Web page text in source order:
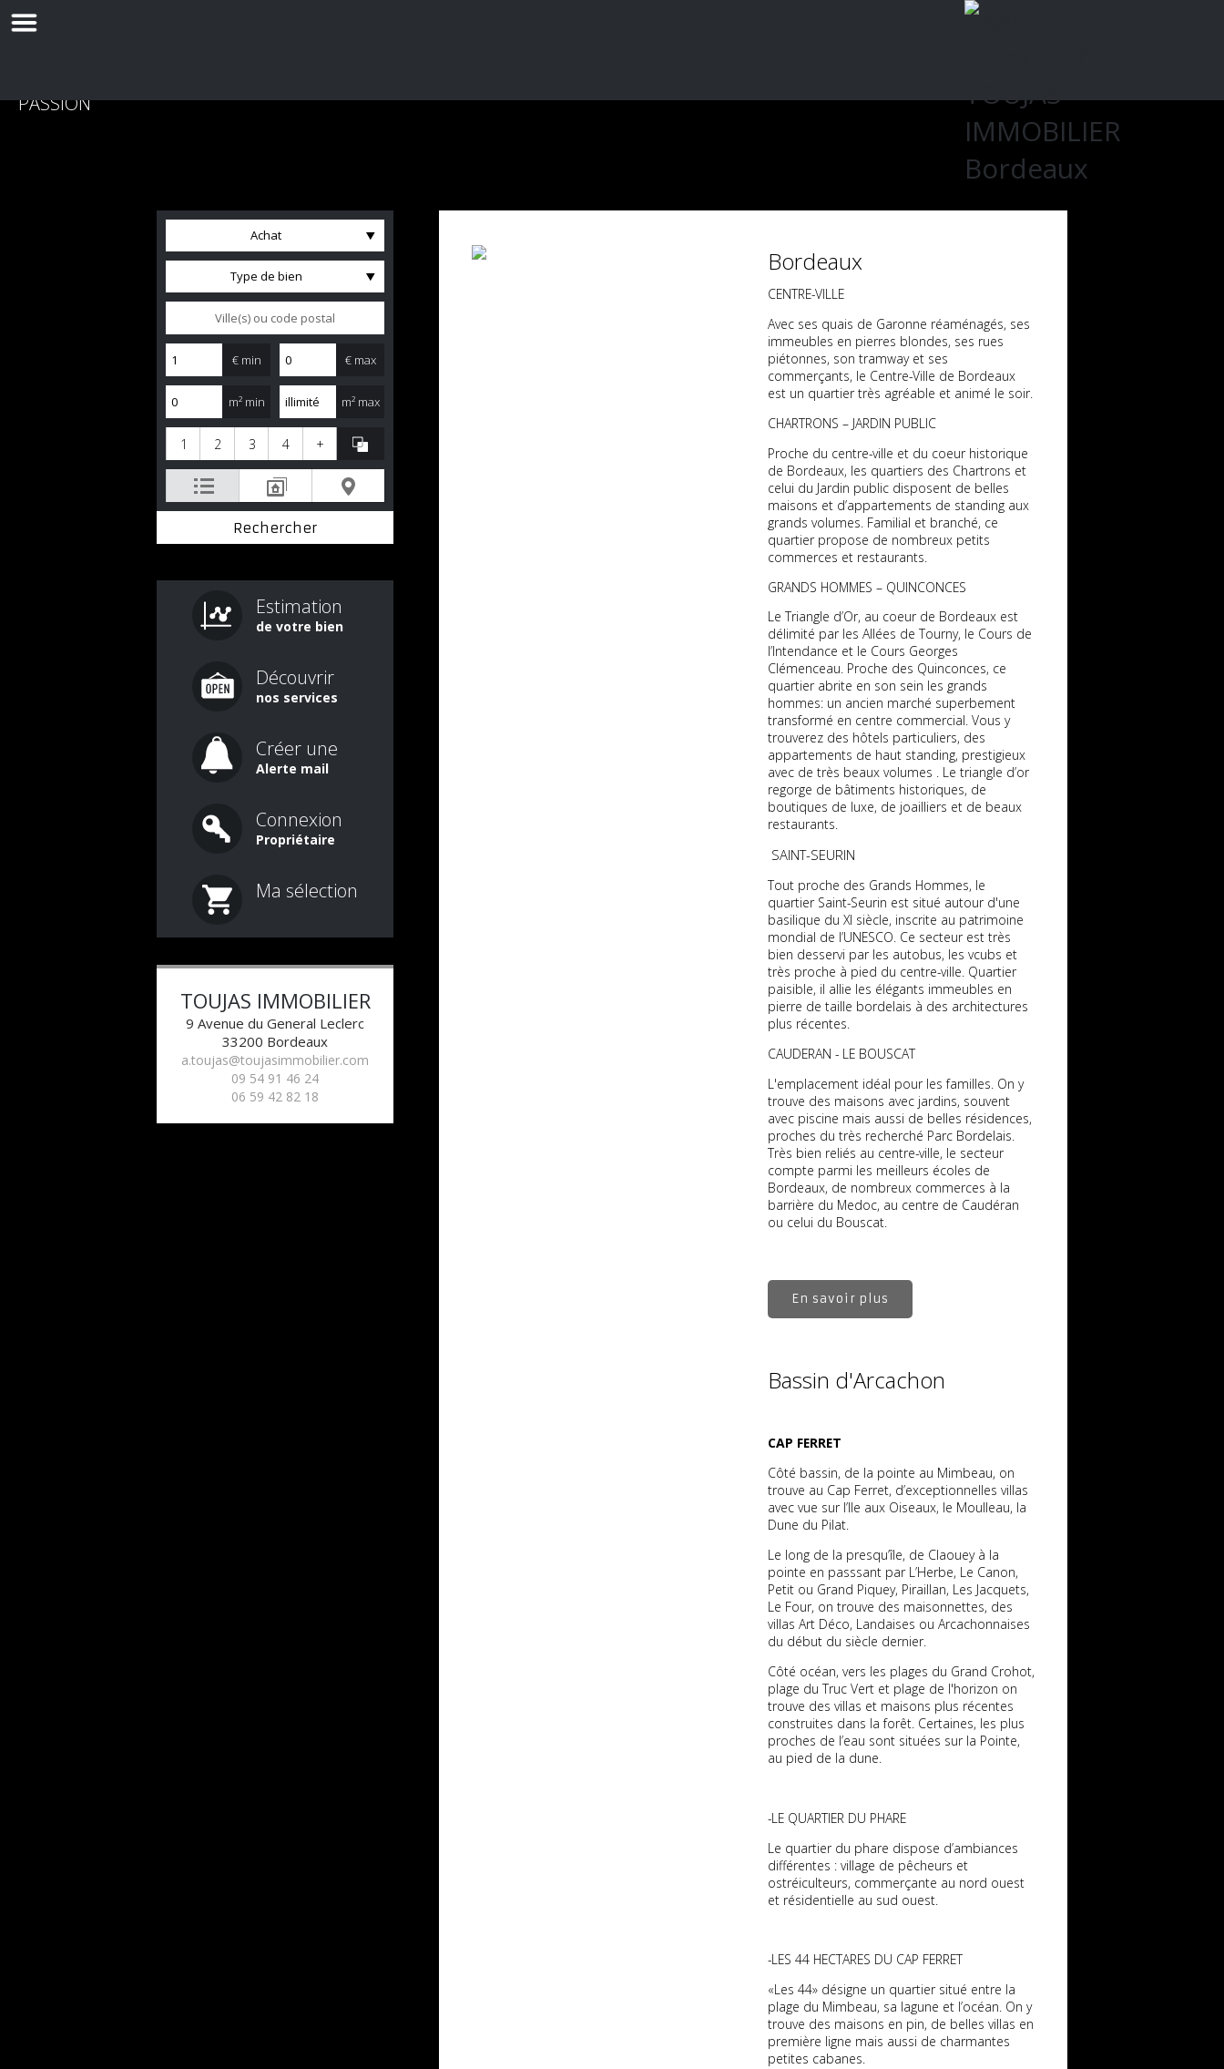
PASSION
Achat
Type de bien
€ min € max
m² min m² max
1 2 3 4 +
Estimation
de votre bien
Découvrir
nos services
Créer une
Alerte mail
Connexion
Propriétaire
Ma sélection
TOUJAS IMMOBILIER
9 Avenue du General Leclerc
33200 Bordeaux
a.toujas@toujasimmobilier.com
09 54 91 46 24
06 59 42 82 18
Bordeaux
CENTRE-VILLE
Avec ses quais de Garonne réaménagés, ses
immeubles en pierres blondes, ses rues
piétonnes, son tramway et ses
commerçants, le Centre-Ville de Bordeaux
est un quartier très agréable et animé le soir.
CHARTRONS – JARDIN PUBLIC
Proche du centre-ville et du coeur historique
de Bordeaux, les quartiers des Chartrons et
celui du Jardin public disposent de belles
maisons et d’appartements de standing aux
grands volumes. Familial et branché, ce
quartier propose de nombreux petits
commerces et restaurants.
GRANDS HOMMES – QUINCONCES
Le Triangle d’Or, au coeur de Bordeaux est
délimité par les Allées de Tourny, le Cours de
l’Intendance et le Cours Georges
Clémenceau. Proche des Quinconces, ce
quartier abrite en son sein les grands
hommes: un ancien marché superbement
transformé en centre commercial. Vous y
trouverez des hôtels particuliers, des
appartements de haut standing, prestigieux
avec de très beaux volumes . Le triangle d’or
regorge de bâtiments historiques, de
boutiques de luxe, de joailliers et de beaux
restaurants.
SAINT-SEURIN
Tout proche des Grands Hommes, le
quartier Saint-Seurin est situé autour d'une
basilique du XI siècle, inscrite au patrimoine
mondial de l’UNESCO. Ce secteur est très
bien desservi par les autobus, les vcubs et
très proche à pied du centre-ville. Quartier
paisible, il allie les élégants immeubles en
pierre de taille bordelais à des architectures
plus récentes.
CAUDERAN - LE BOUSCAT
L'emplacement idéal pour les familles. On y
trouve des maisons avec jardins, souvent
avec piscine mais aussi de belles résidences,
proches du très recherché Parc Bordelais.
Très bien reliés au centre-ville, le secteur
compte parmi les meilleurs écoles de
Bordeaux, de nombreux commerces à la
barrière du Medoc, au centre de Caudéran
ou celui du Bouscat.
En savoir plus
Bassin d'Arcachon
CAP FERRET
Côté bassin, de la pointe au Mimbeau, on
trouve au Cap Ferret, d’exceptionnelles villas
avec vue sur l’Ile aux Oiseaux, le Moulleau, la
Dune du Pilat.
Le long de la presqu’île, de Claouey à la
pointe en passsant par L’Herbe, Le Canon,
Petit ou Grand Piquey, Piraillan, Les Jacquets,
Le Four, on trouve des maisonnettes, des
villas Art Déco, Landaises ou Arcachonnaises
du début du siècle dernier.
Côté océan, vers les plages du Grand Crohot,
plage du Truc Vert et plage de l'horizon on
trouve des villas et maisons plus récentes
construites dans la forêt. Certaines, les plus
proches de l’eau sont situées sur la Pointe,
au pied de la dune.
-LE QUARTIER DU PHARE
Le quartier du phare dispose d’ambiances
différentes : village de pêcheurs et
ostréiculteurs, commerçante au nord ouest
et résidentielle au sud ouest.
-LES 44 HECTARES DU CAP FERRET
«Les 44» désigne un quartier situé entre la
plage du Mimbeau, sa lagune et l’océan. On y
trouve des maisons en pin, de belles villas en
première ligne mais aussi de charmantes
petites cabanes.